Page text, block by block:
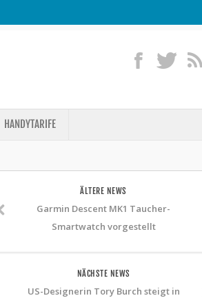
HANDYTARIFE
ÄLTERE NEWS
Garmin Descent MK1 Taucher-
Smartwatch vorgestellt
NÄCHSTE NEWS
US-Designerin Tory Burch steigt in